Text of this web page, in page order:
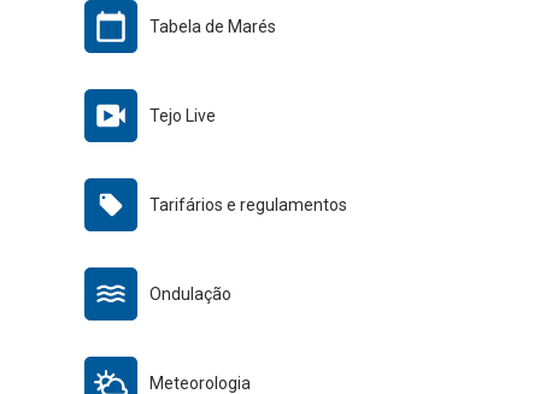
Tabela de Marés
Tejo Live
Tarifários e regulamentos
Ondulação
Meteorologia